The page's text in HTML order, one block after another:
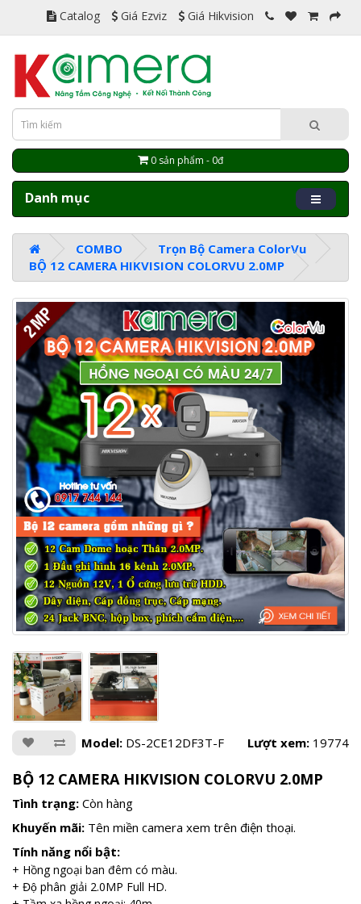
Catalog Giá Ezviz Giá Hikvision
0 sản phẩm - 0đ
Danh mục
COMBO
Trọn Bộ Camera ColorVu
BỘ 12 CAMERA HIKVISION COLORVU 2.0MP
Model: DS-2CE12DF3T-F Lượt xem: 19774
BỘ 12 CAMERA HIKVISION COLORVU 2.0MP
Tình trạng: Còn hàng
Khuyến mãi: Tên miền camera xem trên điện thoại.
Tính năng nổi bật:
+ Hồng ngoại ban đêm có màu.
+ Độ phân giải 2.0MP Full HD.